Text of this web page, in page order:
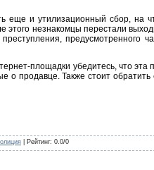
и утилизационный сбор, на
незнакомцы перестали
предусмотренного
площадки убедитесь, что
о продавце. Также стоит
Рейтинг: 0.0/0